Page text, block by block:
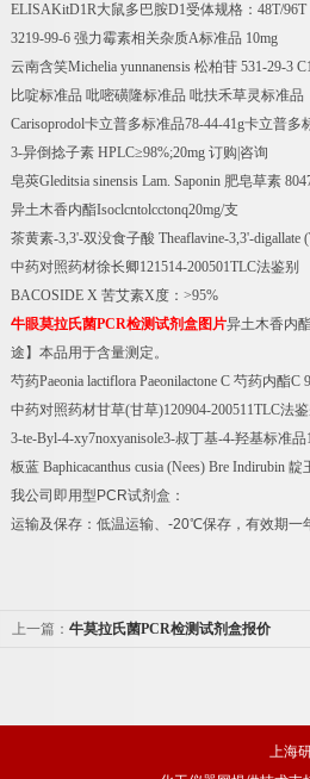
ELISAKitD1R大鼠多巴胺D1受体规格： 48T/96T
3219-99-6 强力霉素相关杂质A标准品 10mg
云南含笑Michelia yunnanensis 松柏苷 531-29-3
比啶标准品 吡嘧磺隆标准品 吡扶禾草灵标准品
Carisoprodol卡立普多标准品78-44-41g卡立普多
3-异倒捻子素 HPLC≥98%;20mg 订购 咨询
皂莢Gleditsia sinensis Lam. Saponin 肥皂草素
异土木香内酯Isoclcntolcctonq20mg/支
茶黄素-3,3'-双没食子酸 Theaflavine-3,3'-
中药对照药材徐长卿121514-200501TLC法鉴别
BACOSIDE X 苦艾素X度： >95%
牛眼莫拉氏菌PCR检测试剂盒图片异土木香内
途】本品用于含量测定。
芍药Paeonia lactiflora Paeonilactone C 芍药内酯C
中药对照药材甘草(甘草)120904-200511TLC法鉴
3-te-Byl-4-xy7noxyanisole3-叔丁基-4-羟基标准品
板蓝 Baphicacanthus cusia (Nees) Bre Indirubin 靛
我公司即用型 PCR试剂盒：
运输及保存：低温运输、 -20℃保存，有效期一
上一篇： 牛莫拉氏菌PCR检测试剂盒报价
上海